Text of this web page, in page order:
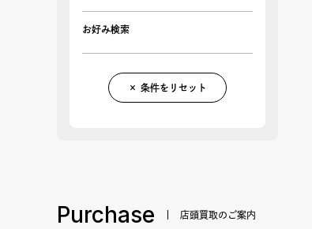
お好み検索
× 条件をリセット
Purchase 店頭買取のご案内